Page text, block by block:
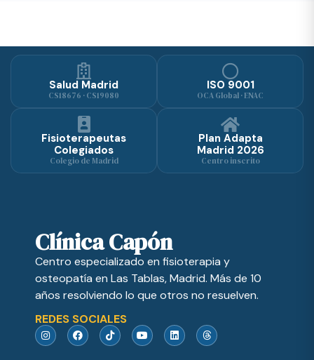
Salud Madrid
CS18676 · CS19080
ISO 9001
OCA Global · ENAC
Fisioterapeutas
Colegiados
Colegio de Madrid
Plan Adapta
Madrid 2026
Centro inscrito
Clínica Capón
Centro especializado en fisioterapia y
osteopatía en Las Tablas, Madrid. Más de 10
años resolviendo lo que otros no resuelven.
REDES SOCIALES